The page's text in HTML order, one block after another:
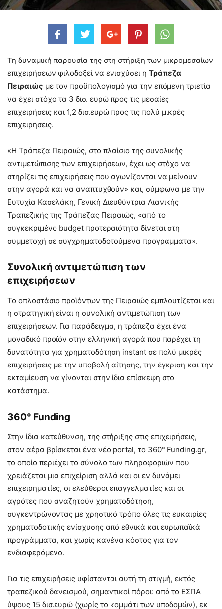
Τη δυναμική παρουσία της στη στήριξη των μικρομεσαίων
επιχειρήσεων φιλοδοξεί να ενισχύσει η Τράπεζα
Πειραιώς με τον προϋπολογισμό για την επόμενη τριετία
να έχει στόχο τα 3 δισ. ευρώ προς τις μεσαίες
επιχειρήσεις και 1,2 δισ.ευρώ προς τις πολύ μικρές
επιχειρήσεις.
«Η Τράπεζα Πειραιώς, στο πλαίσιο της συνολικής
αντιμετώπισης των επιχειρήσεων, έχει ως στόχο να
στηρίζει τις επιχειρήσεις που αγωνίζονται να μείνουν
στην αγορά και να αναπτυχθούν» και, σύμφωνα με την
Ευτυχία Κασελάκη, Γενική Διευθύντρια Λιανικής
Τραπεζικής της Τράπεζας Πειραιώς, «από το
συγκεκριμένο budget προτεραιότητα δίνεται στη
συμμετοχή σε συγχρηματοδοτούμενα προγράμματα».
Συνολική αντιμετώπιση των
επιχειρήσεων
Το οπλοστάσιο προϊόντων της Πειραιώς εμπλουτίζεται και
η στρατηγική είναι η συνολική αντιμετώπιση των
επιχειρήσεων. Για παράδειγμα, η τράπεζα έχει ένα
μοναδικό προϊόν στην ελληνική αγορά που παρέχει τη
δυνατότητα για χρηματοδότηση instant σε πολύ μικρές
επιχειρήσεις με την υποβολή αίτησης, την έγκριση και την
εκταμίευση να γίνονται στην ίδια επίσκεψη στο
κατάστημα.
360° Funding
Στην ίδια κατεύθυνση, της στήριξης στις επιχειρήσεις,
στον αέρα βρίσκεται ένα νέο portal, το 360° Funding.gr,
το οποίο περιέχει το σύνολο των πληροφοριών που
χρειάζεται μια επιχείριση αλλά και οι εν δυνάμει
επιχειρηματίες, οι ελεύθεροι επαγγελματίες και οι
αγρότες που αναζητούν χρηματοδότηση,
συγκεντρώνοντας με χρηστικό τρόπο όλες τις ευκαιρίες
χρηματοδοτικής ενίσχυσης από εθνικά και ευρωπαϊκά
προγράμματα, και χωρίς κανένα κόστος για τον
ενδιαφερόμενο.
Για τις επιχειρήσεις υφίστανται αυτή τη στιγμή, εκτός
τραπεζικού δανεισμού, σημαντικοί πόροι: από το ΕΣΠΑ
ύψους 15 δισ.ευρώ (χωρίς το κομμάτι των υποδομών), εκ